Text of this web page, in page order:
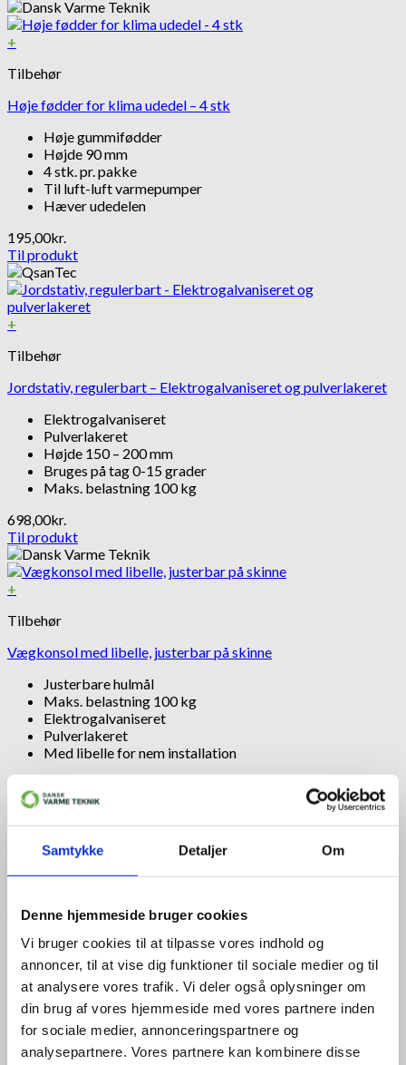
Samtykke Detaljer Om
Denne hjemmeside bruger cookies
Vi bruger cookies til at tilpasse vores indhold og
annoncer, til at vise dig funktioner til sociale medier og til
at analysere vores trafik. Vi deler også oplysninger om
din brug af vores hjemmeside med vores partnere inden
for sociale medier, annonceringspartnere og
analysepartnere. Vores partnere kan kombinere disse
+
Tilbehør
Høje fødder for klima udedel – 4 stk
Høje gummifødder
Højde 90 mm
4 stk. pr. pakke
Til luft-luft varmepumper
Hæver udedelen
195,00kr.
Til produkt
+
Tilbehør
Jordstativ, regulerbart – Elektrogalvaniseret og pulverlakeret
Elektrogalvaniseret
Pulverlakeret
Højde 150 – 200 mm
Bruges på tag 0-15 grader
Maks. belastning 100 kg
698,00kr.
Til produkt
+
Tilbehør
Vægkonsol med libelle, justerbar på skinne
Justerbare hulmål
Maks. belastning 100 kg
Elektrogalvaniseret
Pulverlakeret
Med libelle for nem installation
545,00
Til produkt
A+++
19 dB(A)
Luft til luft varmepumpe 100 m²
Panasonic varmepumpe luft/luft HZ35ZKE (kit)
Energimærke A+++
SCOP 5,3 og SEER 8,6
Lydniveau på kun 19 dB